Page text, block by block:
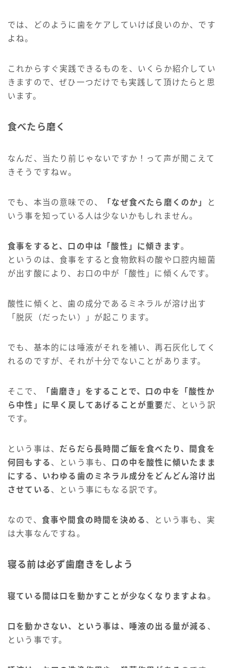
では、どのように歯をケアしていけば良いのか、です
よね。
これからすぐ実践できるものを、いくらか紹介してい
きますので、ぜひ一つだけでも実践して頂けたらと思
います。
食べたら磨く
なんだ、当たり前じゃないですか！って声が聞こえて
きそうですねｗ。
でも、本当の意味での、 「なぜ食べたら磨くのか」
と
いう事を知っている人は少ないかもしれません。
食事をすると、口の中は「酸性」に傾きます。
というのは、食事をすると食物飲料の酸や口腔内細菌
が出す酸により、お口の中が「酸性」に傾くんです。
酸性に傾くと、歯の成分であるミネラルが溶け出す
「脱灰（だったい）」が起こります。
でも、基本的には唾液がそれを補い、再石灰化してく
れるのですが、それが十分でないことがあります。
そこで、
「歯磨き」をすることで、口の中を「酸性か
ら中性」に早く戻してあげることが重要 だ、という訳
です。
という事は、 だらだら長時間ご飯を食べたり、間食を
何回もする 、という事も、
口の中を酸性に傾いたまま
にする、いわゆる歯のミネラル成分をどんどん溶け出
させている 、という事にもなる訳です。
なので、 食事や間食の時間を決める 、という事も、実
は大事なんですね。
寝る前は必ず歯磨きをしよう
寝ている間は口を動かすことが少なくなりますよね。
口を動かさない、という事は、唾液の出る量が減る 、
という事です。